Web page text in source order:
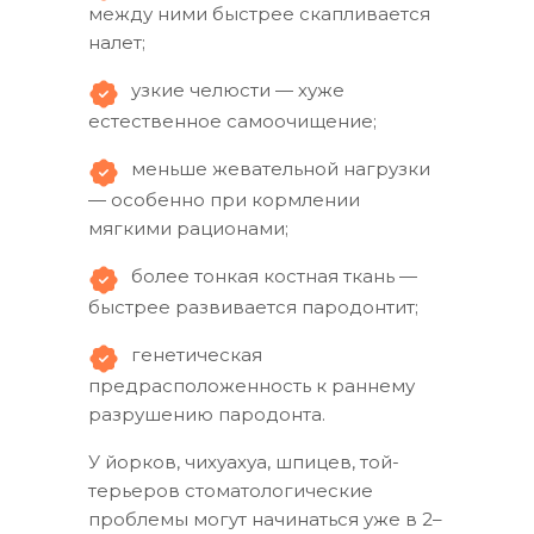
между ними быстрее скапливается
налет;
узкие челюсти — хуже
естественное самоочищение;
меньше жевательной нагрузки
— особенно при кормлении
мягкими рационами;
более тонкая костная ткань —
быстрее развивается пародонтит;
генетическая
предрасположенность к раннему
разрушению пародонта.
У йорков, чихуахуа, шпицев, той-
терьеров стоматологические
проблемы могут начинаться уже в 2–